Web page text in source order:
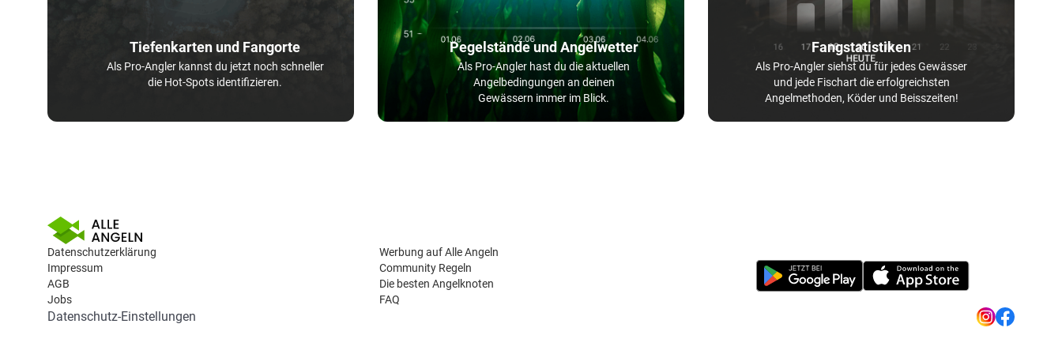
Tiefenkarten und Fangorte
Als Pro-Angler kannst du jetzt noch schneller
die Hot-Spots identifizieren.
Pegelstände und Angelwetter
Als Pro-Angler hast du die aktuellen
Angelbedingungen an deinen
Gewässern immer im Blick.
Fangstatistiken
Als Pro-Angler siehst du für jedes Gewässer
und jede Fischart die erfolgreichsten
Angelmethoden, Köder und Beisszeiten!
Datenschutzerklärung
Impressum
AGB
Jobs
Werbung auf Alle Angeln
Community Regeln
Die besten Angelknoten
FAQ
Datenschutz-Einstellungen